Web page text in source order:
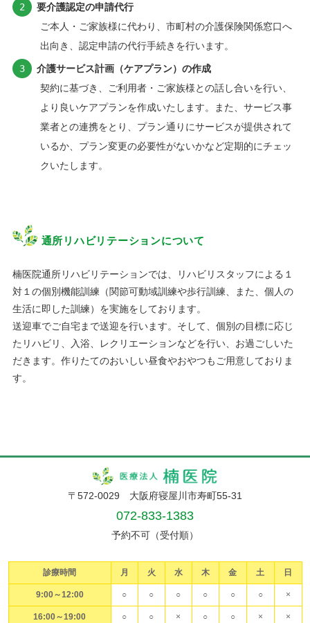
要介護認定の申請代行
ご本人・ご家族様に代わり、市町村の介護保険関係窓口へ
出向き、認定申請の代行手続きを行います。
介護サービス計画（ケアプラン）の作成
契約に基づき、ご利用者・ご家族様との話し合いを行い、
より良いケアプランを作成いたします。また、サービス事
業者との連携をとり、プラン通りにサービスが提供されて
いるか、プラン変更の必要性がないかなど定期的にチェッ
クいたします。
通所リハビリテーションについて
楠医院通所リハビリテーションでは、リハビリスタッフによる１
対１の個別機能訓練（関節可動域訓練や歩行訓練、また、個人の
生活に即した訓練）を実施をしております。
送迎車でご自宅まで送迎を行います。そして、個別の目標に応じ
たリハビリ、入浴、レクリエーションなどを行い、お過ごしいた
だきます。作りたてのおいしい昼食やおやつもご用意しておりま
す。
〒572-0029 大阪府寝屋川市寿町55-31
072-833-1383
予約不可（受付順）
診療時間 月 火 水 木 金 土 日
9:00～12:00 ○ ○ ○ ○ ○ ○ ×
16:00～19:00 ○ ○ × ○ ○ × ×